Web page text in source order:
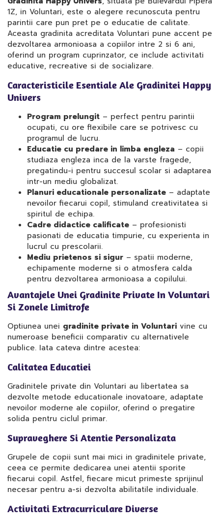
1Z, in Voluntari, este o alegere recunoscuta pentru
parintii care pun pret pe o educatie de calitate.
Aceasta gradinita acreditata Voluntari pune accent pe
dezvoltarea armonioasa a copiilor intre 2 si 6 ani,
oferind un program cuprinzator, ce include activitati
educative, recreative si de socializare.
Caracteristicile Esentiale Ale Gradinitei Happy
Univers
Program prelungit – perfect pentru parintii
ocupati, cu ore flexibile care se potrivesc cu
programul de lucru.
Educatie cu predare in limba engleza – copii
studiaza engleza inca de la varste fragede,
pregatindu-i pentru succesul scolar si adaptarea
intr-un mediu globalizat.
Planuri educationale personalizate – adaptate
nevoilor fiecarui copil, stimuland creativitatea si
spiritul de echipa.
Cadre didactice calificate – profesionisti
pasionati de educatia timpurie, cu experienta in
lucrul cu prescolarii.
Mediu prietenos si sigur – spatii moderne,
echipamente moderne si o atmosfera calda
pentru dezvoltarea armonioasa a copilului.
Avantajele Unei Gradinite Private In Voluntari
Si Zonele Limitrofe
Optiunea unei gradinite private in Voluntari vine cu
numeroase beneficii comparativ cu alternativele
publice. Iata cateva dintre acestea:
Calitatea Educatiei
Gradinitele private din Voluntari au libertatea sa
dezvolte metode educationale inovatoare, adaptate
nevoilor moderne ale copiilor, oferind o pregatire
solida pentru ciclul primar.
Supraveghere Si Atentie Personalizata
Grupele de copii sunt mai mici in gradinitele private,
ceea ce permite dedicarea unei atentii sporite
fiecarui copil. Astfel, fiecare micut primeste sprijinul
necesar pentru a-si dezvolta abilitatile individuale.
Activitati Extracurriculare Diverse